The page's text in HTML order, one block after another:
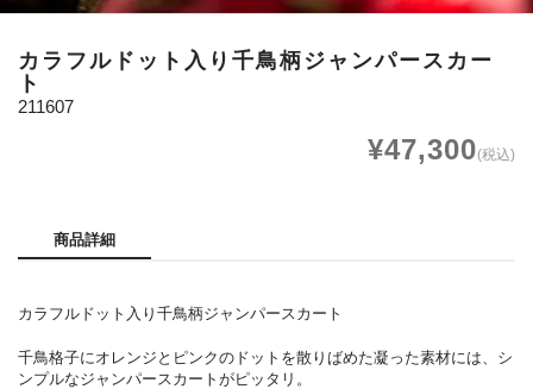
カラフルドット入り千鳥柄ジャンパースカー
ト
211607
¥47,300(税込)
商品詳細
カラフルドット入り千鳥柄ジャンパースカート
千鳥格子にオレンジとピンクのドットを散りばめた凝った素材には、シ
ンプルなジャンパースカートがピッタリ。